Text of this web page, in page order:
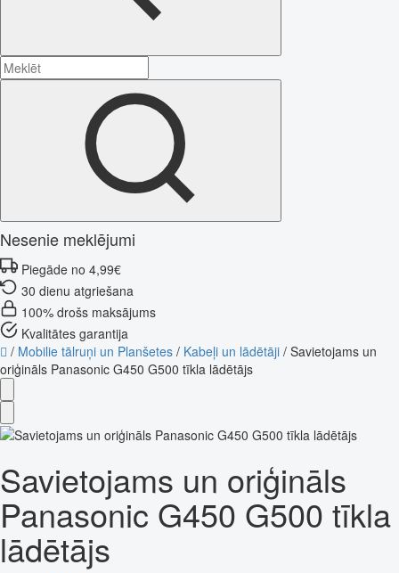
Nesenie meklējumi
Piegāde no 4,99€
30 dienu atgriešana
100% drošs maksājums
Kvalitātes garantija
/ Mobilie tālruņi un Planšetes / Kabeļi un lādētāji / Savietojams un
oriģināls Panasonic G450 G500 tīkla lādētājs
Savietojams un oriģināls
Panasonic G450 G500 tīkla
lādētājs